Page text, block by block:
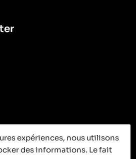
expériences, nous utilisons
des informations. Le fait